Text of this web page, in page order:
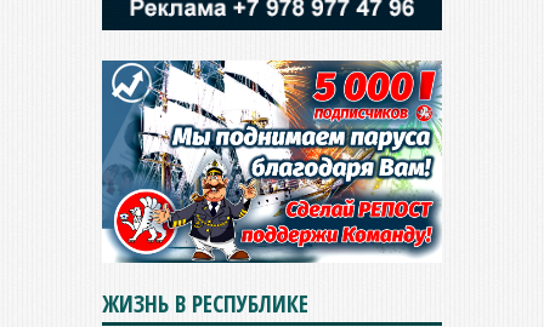
ЖИЗНЬ В РЕСПУБЛИКЕ